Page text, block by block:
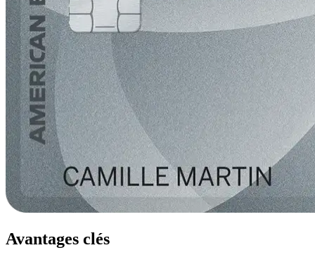
Avantages clés